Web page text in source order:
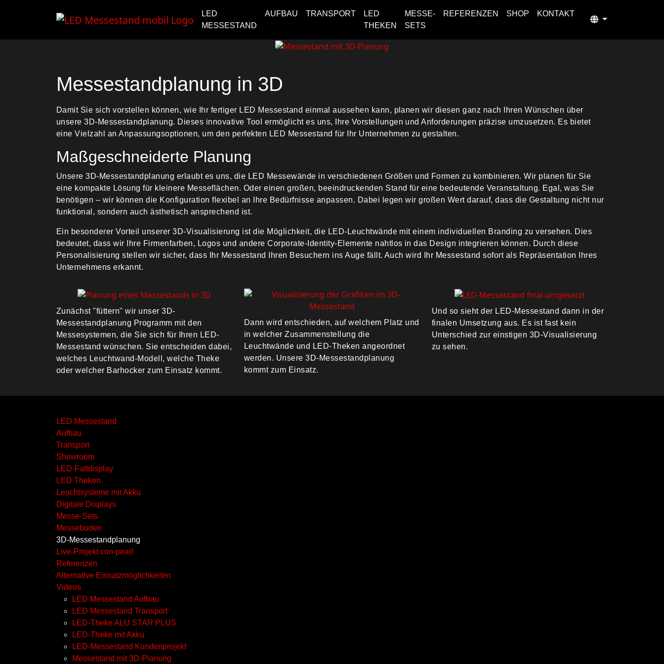
LED
MESSESTAND
AUFBAU TRANSPORT
LED
THEKEN
MESSE-
SETS
REFERENZEN SHOP KONTAKT
Messestandplanung in 3D
Damit Sie sich vorstellen können, wie Ihr fertiger LED Messestand einmal aussehen kann, planen wir diesen ganz nach Ihren Wünschen über
unsere 3D-Messestandplanung. Dieses innovative Tool ermöglicht es uns, Ihre Vorstellungen und Anforderungen präzise umzusetzen. Es bietet
eine Vielzahl an Anpassungsoptionen, um den perfekten LED Messestand für Ihr Unternehmen zu gestalten.
Maßgeschneiderte Planung
Unsere 3D-Messestandplanung erlaubt es uns, die LED Messewände in verschiedenen Größen und Formen zu kombinieren. Wir planen für Sie
eine kompakte Lösung für kleinere Messeflächen. Oder einen großen, beeindruckenden Stand für eine bedeutende Veranstaltung. Egal, was Sie
benötigen – wir können die Konfiguration flexibel an Ihre Bedürfnisse anpassen. Dabei legen wir großen Wert darauf, dass die Gestaltung nicht nur
funktional, sondern auch ästhetisch ansprechend ist.
Ein besonderer Vorteil unserer 3D-Visualisierung ist die Möglichkeit, die LED-Leuchtwände mit einem individuellen Branding zu versehen. Dies
bedeutet, dass wir Ihre Firmenfarben, Logos und andere Corporate-Identity-Elemente nahtlos in das Design integrieren können. Durch diese
Personalisierung stellen wir sicher, dass Ihr Messestand Ihren Besuchern ins Auge fällt. Auch wird Ihr Messestand sofort als Repräsentation Ihres
Unternehmens erkannt.
Zunächst "füttern" wir unser 3D-
Messestandplanung Programm mit den
Messesystemen, die Sie sich für Ihren LED-
Messestand wünschen. Sie entscheiden dabei,
welches Leuchtwand-Modell, welche Theke
oder welcher Barhocker zum Einsatz kommt.
Dann wird entschieden, auf welchem Platz und
in welcher Zusammenstellung die
Leuchtwände und LED-Theken angeordnet
werden. Unsere 3D-Messestandplanung
kommt zum Einsatz.
Und so sieht der LED-Messestand dann in der
finalen Umsetzung aus. Es ist fast kein
Unterschied zur einstigen 3D-Visualisierung
zu sehen.
LED Messestand
Aufbau
Transport
Showroom
LED-Faltdisplay
LED Theken
Leuchtsysteme mit Akku
Digitale Displays
Messe-Sets
Messeboden
3D-Messestandplanung
Live-Projekt con-pearl
Referenzen
Alternative Einsatzmöglichkeiten
Videos
LED Messestand Aufbau
LED Messestand Transport
LED-Theke ALU STAR PLUS
LED-Theke mit Akku
LED-Messestand Kundenprojekt
Messestand mit 3D-Planung